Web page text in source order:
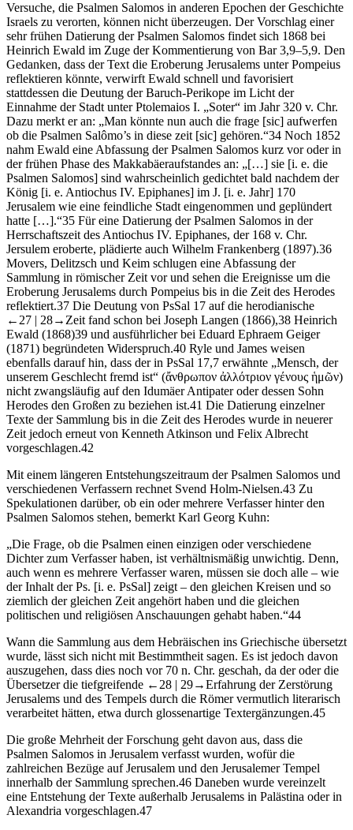
Versuche, die Psalmen Salomos in anderen Epochen der Geschichte
Israels zu verorten, können nicht überzeugen. Der Vorschlag einer
sehr frühen Datierung der Psalmen Salomos findet sich 1868 bei
Heinrich Ewald im Zuge der Kommentierung von Bar 3,9–5,9. Den
Gedanken, dass der Text die Eroberung Jerusalems unter Pompeius
reflektieren könnte, verwirft Ewald schnell und favorisiert
stattdessen die Deutung der Baruch-Perikope im Licht der
Einnahme der Stadt unter Ptolemaios I. „Soter“ im Jahr 320 v. Chr.
Dazu merkt er an: „Man könnte nun auch die frage [sic] aufwerfen
ob die Psalmen Salômo’s in diese zeit [sic] gehören.“34 Noch 1852
nahm Ewald eine Abfassung der Psalmen Salomos kurz vor oder in
der frühen Phase des Makkabäeraufstandes an: „[…] sie [i. e. die
Psalmen Salomos] sind wahrscheinlich gedichtet bald nachdem der
König [i. e. Antiochus IV. Epiphanes] im J. [i. e. Jahr] 170
Jerusalem wie eine feindliche Stadt eingenommen und geplündert
hatte […].“35 Für eine Datierung der Psalmen Salomos in der
Herrschaftszeit des Antiochus IV. Epiphanes, der 168 v. Chr.
Jersulem eroberte, plädierte auch Wilhelm Frankenberg (1897).36
Movers, Delitzsch und Keim schlugen eine Abfassung der
Sammlung in römischer Zeit vor und sehen die Ereignisse um die
Eroberung Jerusalems durch Pompeius bis in die Zeit des Herodes
reflektiert.37 Die Deutung von PsSal 17 auf die herodianische
←27 | 28→ Zeit fand schon bei Joseph Langen (1866),38 Heinrich
Ewald (1868)39 und ausführlicher bei Eduard Ephraem Geiger
(1871) begründeten Widerspruch.40 Ryle und James weisen
ebenfalls darauf hin, dass der in PsSal 17,7 erwähnte „Mensch, der
unserem Geschlecht fremd ist“ (ἄνθρωπον ἀλλότριον γένους ἡμῶν)
nicht zwangsläufig auf den Idumäer Antipater oder dessen Sohn
Herodes den Großen zu beziehen ist.41 Die Datierung einzelner
Texte der Sammlung bis in die Zeit des Herodes wurde in neuerer
Zeit jedoch erneut von Kenneth Atkinson und Felix Albrecht
vorgeschlagen.42
Mit einem längeren Entstehungszeitraum der Psalmen Salomos und
verschiedenen Verfassern rechnet Svend Holm-Nielsen.43 Zu
Spekulationen darüber, ob ein oder mehrere Verfasser hinter den
Psalmen Salomos stehen, bemerkt Karl Georg Kuhn:
„Die Frage, ob die Psalmen einen einzigen oder verschiedene
Dichter zum Verfasser haben, ist verhältnismäßig unwichtig. Denn,
auch wenn es mehrere Verfasser waren, müssen sie doch alle – wie
der Inhalt der Ps. [i. e. PsSal] zeigt – den gleichen Kreisen und so
ziemlich der gleichen Zeit angehört haben und die gleichen
politischen und religiösen Anschauungen gehabt haben.“44
Wann die Sammlung aus dem Hebräischen ins Griechische übersetzt
wurde, lässt sich nicht mit Bestimmtheit sagen. Es ist jedoch davon
auszugehen, dass dies noch vor 70 n. Chr. geschah, da der oder die
Übersetzer die tiefgreifende ←28 | 29→Erfahrung der Zerstörung
Jerusalems und des Tempels durch die Römer vermutlich literarisch
verarbeitet hätten, etwa durch glossenartige Textergänzungen.45
Die große Mehrheit der Forschung geht davon aus, dass die
Psalmen Salomos in Jerusalem verfasst wurden, wofür die
zahlreichen Bezüge auf Jerusalem und den Jerusalemer Tempel
innerhalb der Sammlung sprechen.46 Daneben wurde vereinzelt
eine Entstehung der Texte außerhalb Jerusalems in Palästina oder in
Alexandria vorgeschlagen.47